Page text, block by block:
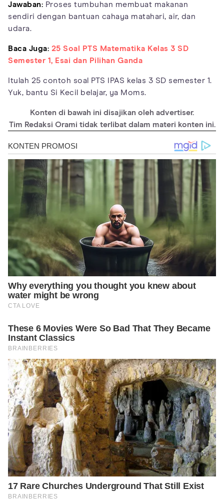
Jawaban: Proses tumbuhan membuat makanan
sendiri dengan bantuan cahaya matahari, air, dan
udara.
Baca Juga: 25 Soal PTS Matematika Kelas 3 SD
Semester 1, Esai dan Pilihan Ganda
Itulah 25 contoh soal PTS IPAS kelas 3 SD semester 1.
Yuk, bantu Si Kecil belajar, ya Moms.
Konten di bawah ini disajikan oleh advertiser.
Tim Redaksi Orami tidak terlibat dalam materi konten ini.